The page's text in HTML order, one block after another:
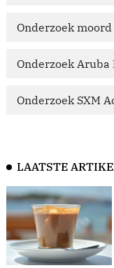
Onderzoek
Onderzoek Aruba
Onderzoek SXM
LAATSTE